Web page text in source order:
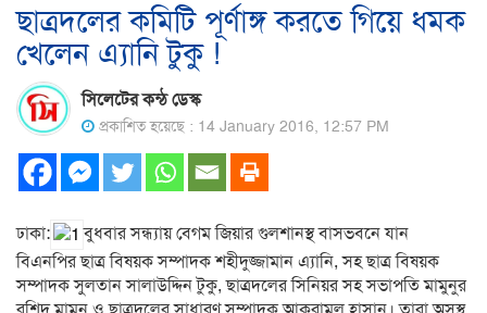
ছাত্রদলের কমিটি পূর্ণাঙ্গ করতে গিয়ে ধমক
খেলেন এ্যানি টুকু !
সিলেটের কন্ঠ ডেস্ক
প্রকাশিত হয়েছে : 14 January 2016, 12:57 PM
ঢাকা:
বুধবার সন্ধ্যায় বেগম জিয়ার গুলশানস্থ বাসভবনে যান
বিএনপির ছাত্র বিষয়ক সম্পাদক শহীদুজ্জামান এ্যানি, সহ ছাত্র বিষয়ক
সম্পাদক সুলতান সালাউদ্দিন টুকু, ছাত্রদলের সিনিয়র সহ সভাপতি মামুনুর